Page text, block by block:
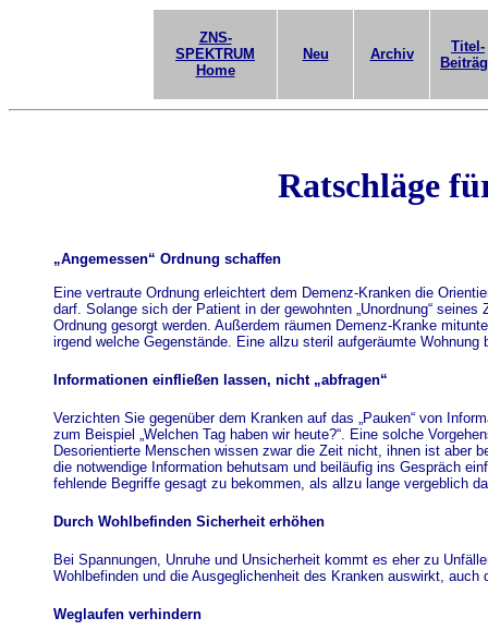
ZNS-
SPEKTRUM
Home
Neu Archiv
Titel-
Ratschläge
„Angemessen“ Ordnung schaffen
Eine vertraute Ordnung erleichtert dem Demenz-Kranken die
darf. Solange sich der Patient in der gewohnten „Unordnung“
Ordnung gesorgt werden. Außerdem räumen Demenz-Kranke
irgend welche Gegenstände. Eine allzu steril aufgeräumte
Informationen einfließen lassen, nicht „abfragen“
Verzichten Sie gegenüber dem Kranken auf das „Pauken“ von
zum Beispiel „Welchen Tag haben wir heute?“. Eine solche
Desorientierte Menschen wissen zwar die Zeit nicht, ihnen ist aber
die notwendige Information behutsam und beiläufig ins Gespräch
fehlende Begriffe gesagt zu bekommen, als allzu lange vergeblich
Durch Wohlbefinden Sicherheit erhöhen
Bei Spannungen, Unruhe und Unsicherheit kommt es eher zu
Wohlbefinden und die Ausgeglichenheit des Kranken auswirkt, auch
Weglaufen verhindern